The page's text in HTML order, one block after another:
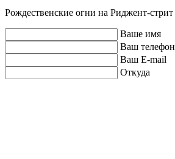
Рождественские огни на Риджент-стрит
Ваше имя
Ваш телефон
Ваш E-mail
Откуда